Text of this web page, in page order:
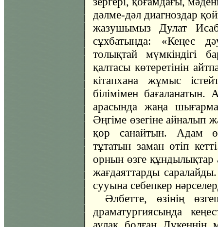
дәлме-дәл диагноздар
жазушымыз Дулат
сұхбатында: «Кеңес
толықтай мүмкіндігі
қалтасы көтеретінін
кітапхана жұмыс
білімімен
арасында жаңа
Әңгіме өзегіне айналып
қор санайтын. Адам
тұтатын заман өтіп
орнын өзге құндылықтар
жағдаяттарды
сууына себепкер
Әлбетте, өзінің
драматургиясында